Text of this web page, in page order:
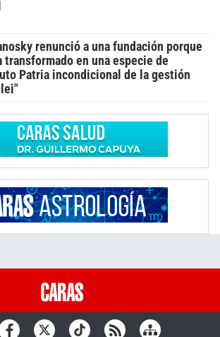
renunció a una fundación porque
transformado en una especie de
Patria incondicional de la gestión